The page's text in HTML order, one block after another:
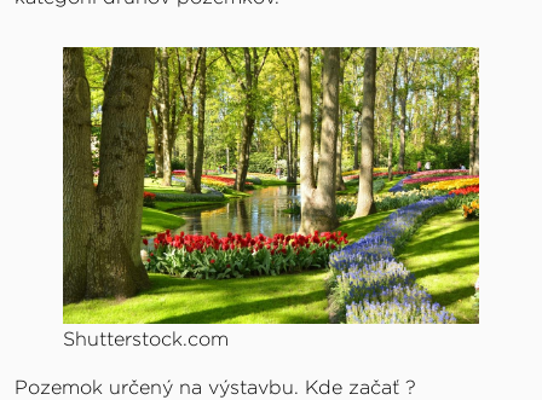
Shutterstock.com
Pozemok určený na výstavbu. Kde začať ?